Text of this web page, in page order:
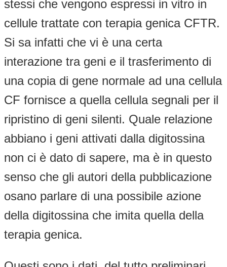
stessi che vengono espressi in vitro in
cellule trattate con terapia genica CFTR.
Si sa infatti che vi è una certa
interazione tra geni e il trasferimento di
una copia di gene normale ad una cellula
CF fornisce a quella cellula segnali per il
ripristino di geni silenti. Quale relazione
abbiano i geni attivati dalla digitossina
non ci è dato di sapere, ma è in questo
senso che gli autori della pubblicazione
osano parlare di una possibile azione
della digitossina che imita quella della
terapia genica.